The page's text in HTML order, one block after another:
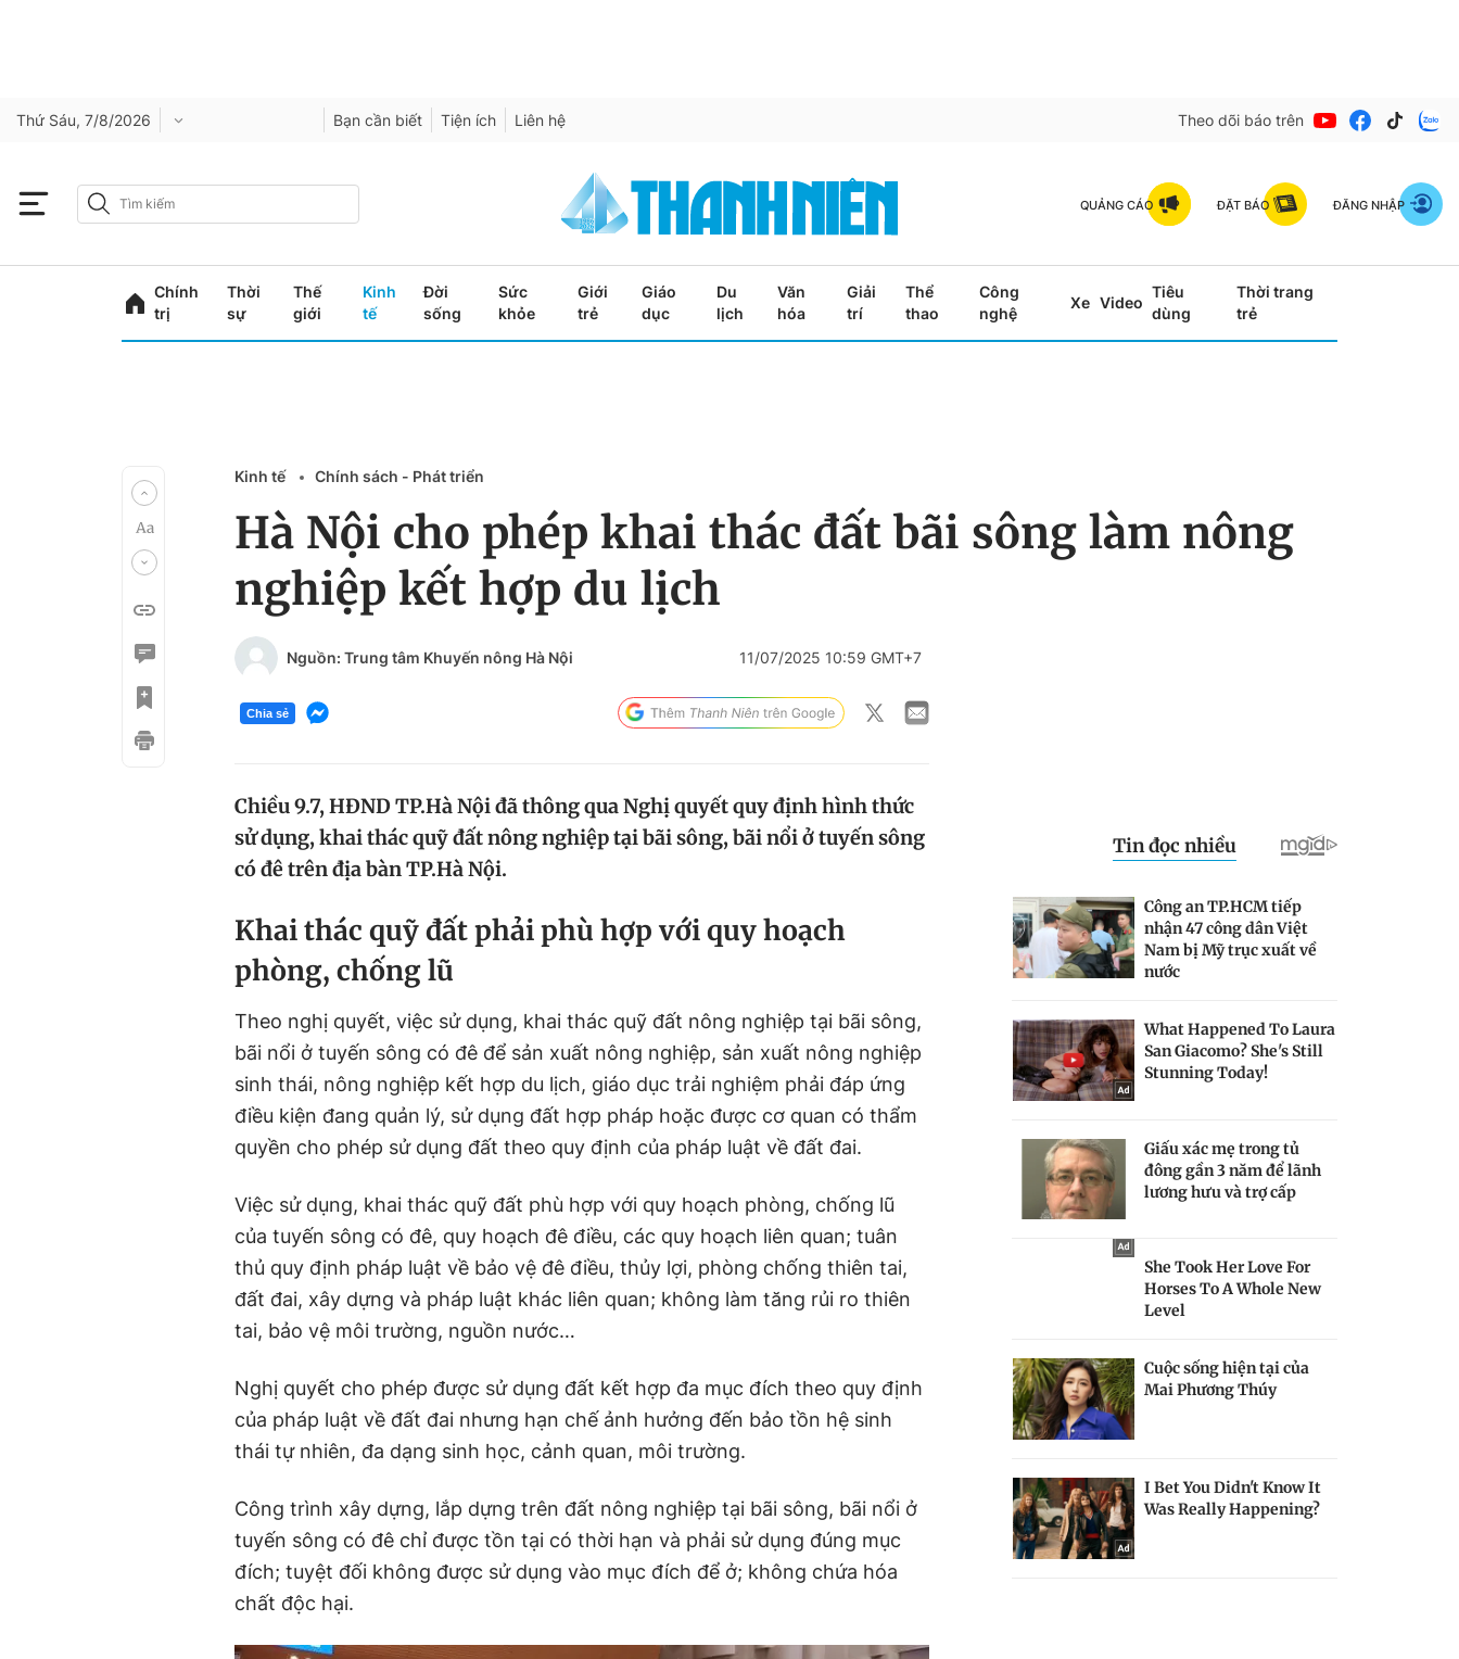
Thứ Sáu, 7/8/2026 Bạn cần biết Tiện ích Liên hệ Theo dõi báo trên
QUẢNG CÁO ĐẶT BÁO ĐĂNG NHẬP
Chính
trị
Thời
sự
Thế
giới
Kinh
tế
Đời
sống
Sức
khỏe
Giới
trẻ
Giáo
dục
Du
lịch
Văn
hóa
Giải
trí
Thể
thao
Công
nghệ
Xe Video
Tiêu
dùng
Thời trang
trẻ
Kinh tế Chính sách - Phát triển
Hà Nội cho phép khai thác đất bãi sông làm nông
nghiệp kết hợp du lịch
Nguồn: Trung tâm Khuyến nông Hà Nội 11/07/2025 10:59 GMT+7
Chia sẻ
Chiều 9.7, HĐND TP.Hà Nội đã thông qua Nghị quyết quy định hình thức
sử dụng, khai thác quỹ đất nông nghiệp tại bãi sông, bãi nổi ở tuyến sông
có đê trên địa bàn TP.Hà Nội.
Khai thác quỹ đất phải phù hợp với quy hoạch
phòng, chống lũ
Theo nghị quyết, việc sử dụng, khai thác quỹ đất nông nghiệp tại bãi sông,
bãi nổi ở tuyến sông có đê để sản xuất nông nghiệp, sản xuất nông nghiệp
sinh thái, nông nghiệp kết hợp du lịch, giáo dục trải nghiệm phải đáp ứng
điều kiện đang quản lý, sử dụng đất hợp pháp hoặc được cơ quan có thẩm
quyền cho phép sử dụng đất theo quy định của pháp luật về đất đai.
Việc sử dụng, khai thác quỹ đất phù hợp với quy hoạch phòng, chống lũ
của tuyến sông có đê, quy hoạch đê điều, các quy hoạch liên quan; tuân
thủ quy định pháp luật về bảo vệ đê điều, thủy lợi, phòng chống thiên tai,
đất đai, xây dựng và pháp luật khác liên quan; không làm tăng rủi ro thiên
tai, bảo vệ môi trường, nguồn nước…
Nghị quyết cho phép được sử dụng đất kết hợp đa mục đích theo quy định
của pháp luật về đất đai nhưng hạn chế ảnh hưởng đến bảo tồn hệ sinh
thái tự nhiên, đa dạng sinh học, cảnh quan, môi trường.
Công trình xây dựng, lắp dựng trên đất nông nghiệp tại bãi sông, bãi nổi ở
tuyến sông có đê chỉ được tồn tại có thời hạn và phải sử dụng đúng mục
đích; tuyệt đối không được sử dụng vào mục đích để ở; không chứa hóa
chất độc hại.